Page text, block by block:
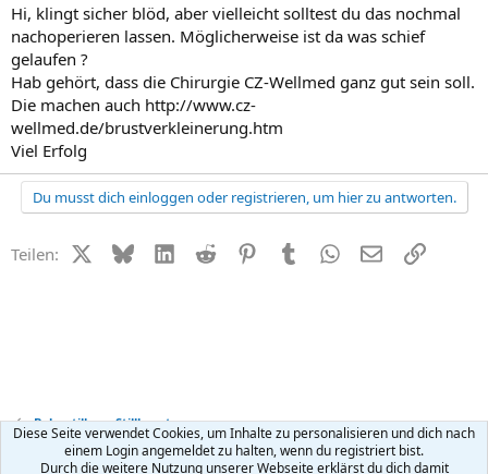
Hi, klingt sicher blöd, aber vielleicht solltest du das nochmal
nachoperieren lassen. Möglicherweise ist da was schief
gelaufen ?
Hab gehört, dass die Chirurgie CZ-Wellmed ganz gut sein soll.
Die machen auch http://www.cz-
wellmed.de/brustverkleinerung.htm
Viel Erfolg
Du musst dich einloggen oder registrieren, um hier zu antworten.
Teilen: X (Twitter)
BlueskyLinkedIn
Reddit PinterestTumblr WhatsApp
E-MailLink
Baby stillen + Stillberatung
Kontakt Nutzungsbedingungen Datenschutz Hilfe R
Diese Seite verwendet Cookies, um Inhalte zu personalisieren und dich nach
einem Login angemeldet zu halten, wenn du registriert bist.
Durch die weitere Nutzung unserer Webseite erklärst du dich damit